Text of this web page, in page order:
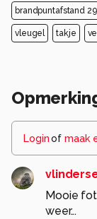
brandpuntafstand
vleugel takje
Loginof maak
Mooie
weer...